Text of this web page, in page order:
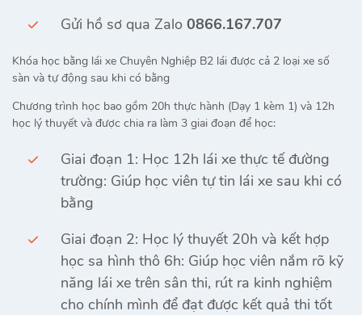
Gửi hồ sơ qua Zalo 0866.167.707
Khóa học bằng lái xe Chuyên Nghiệp B2 lái được cả 2 loại xe số
sàn và tự động sau khi có bằng
Chương trình học bao gồm 20h thực hành (Dạy 1 kèm 1) và 12h
học lý thuyết và được chia ra làm 3 giai đoạn để học:
Giai đoạn 1: Học 12h lái xe thực tế đường
trường: Giúp học viên tự tin lái xe sau khi có
bằng
Giai đoạn 2: Học lý thuyết 20h và kết hợp
học sa hình thô 6h: Giúp học viên nắm rõ kỹ
năng lái xe trên sân thi, rút ra kinh nghiệm
cho chính mình để đạt được kết quả thi tốt